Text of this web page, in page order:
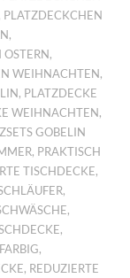
PLATZDECKCHEN
,
,
WEIHNACHTEN,
, PLATZDECKE
WEIHNACHTEN,
GOBELIN
, PRAKTISCH
TISCHDECKE,
,
,
,
,
, REDUZIERTE